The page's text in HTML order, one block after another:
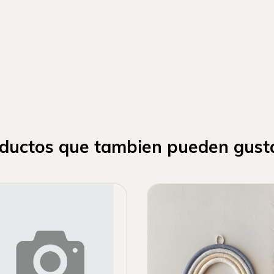
que tambien pueden